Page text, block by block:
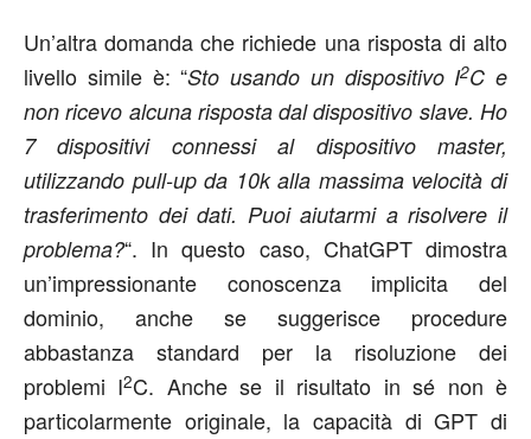
Un’altra domanda che richiede una risposta di alto
livello simile è: “Sto usando un dispositivo I2C e
non ricevo alcuna risposta dal dispositivo slave. Ho
7 dispositivi connessi al dispositivo master,
utilizzando pull-up da 10k alla massima velocità di
trasferimento dei dati. Puoi aiutarmi a risolvere il
problema?“. In questo caso, ChatGPT dimostra
un’impressionante conoscenza implicita del
dominio, anche se suggerisce procedure
abbastanza standard per la risoluzione dei
problemi I2C. Anche se il risultato in sé non è
particolarmente originale, la capacità di GPT di